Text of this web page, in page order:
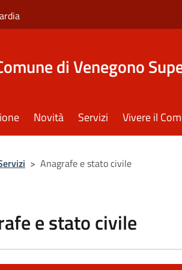
di Venegono
Novità Servizi Vivere il
> Anagrafe e stato civile
e stato civile